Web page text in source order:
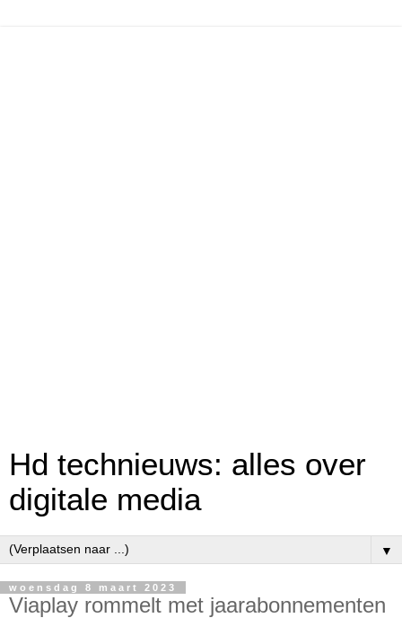
Hd technieuws: alles over
digitale media
▼
woensdag 8 maart 2023
Viaplay rommelt met jaarabonnementen